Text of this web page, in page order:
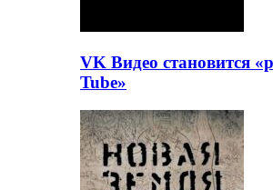
VK Видео становится
Tube»